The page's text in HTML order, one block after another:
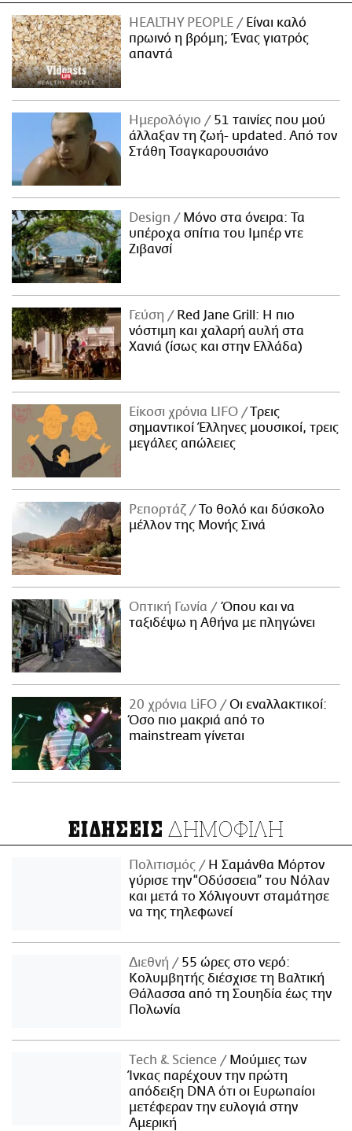
HEALTHY PEOPLE
Είναι καλό
πρωινό η βρόμη; Ένας γιατρός
απαντά
Ημερολόγιο
51 ταινίες που μού
άλλαξαν τη ζωή- updated. Aπό τον
Στάθη Τσαγκαρουσιάνο
Design
Μόνο στα όνειρα: Τα
υπέροχα σπίτια του Ιμπέρ ντε
Ζιβανσί
Γεύση
Red Jane Grill: Η πιο
νόστιμη και χαλαρή αυλή στα
Χανιά (ίσως και στην Ελλάδα)
Είκοσι χρόνια LIFO
Tρεις
σημαντικοί Έλληνες μουσικοί, τρεις
μεγάλες απώλειες
Ρεπορτάζ
Το θολό και δύσκολο
μέλλον της Μονής Σινά
Οπτική Γωνία
Όπου και να
ταξιδέψω η Αθήνα με πληγώνει
20 χρόνια LiFO
Οι εναλλακτικοί:
Όσο πιο μακριά από το
mainstream γίνεται
ΕΙΔΗΣΕΙΣ ΔΗΜΟΦΙΛΗ
Πολιτισμός
Η Σαμάνθα Μόρτον
γύρισε την “Οδύσσεια” του Νόλαν
και μετά το Χόλιγουντ σταμάτησε
να της τηλεφωνεί
Διεθνή
55 ώρες στο νερό:
Κολυμβητής διέσχισε τη Βαλτική
Θάλασσα από τη Σουηδία έως την
Πολωνία
Τech & Science
Μούμιες των
Ίνκας παρέχουν την πρώτη
απόδειξη DNA ότι οι Ευρωπαίοι
μετέφεραν την ευλογιά στην
Αμερική